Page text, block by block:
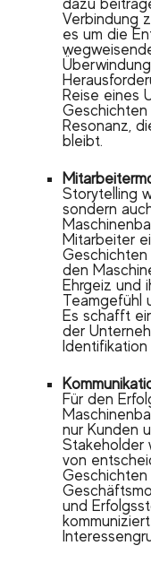
dazu
Verbindung
es um die
Reise eines
Resonanz,
bleibt.
Storytelling
sondern
Mitarbeiter
den
Ehrgeiz und
Teamgefühl
Es schafft
der
Für den
nur Kunden
Stakeholder
von
und